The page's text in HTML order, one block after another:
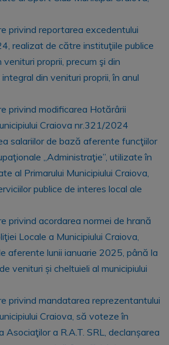
privind reportarea excedentului
realizat de către instituţiile publice
proprii, precum şi din
din venituri proprii, în anul
privind modificarea Hotărârii
Craiova nr.321/2024
salariilor de bază aferente funcţiilor
„Administraţie”, utilizate în
al Primarului Municipiului Craiova,
publice de interes local ale
privind acordarea normei de hrană
Locale a Municipiului Craiova,
aferente lunii ianuarie 2025, până la
venituri și cheltuieli al municipiului
privind mandatarea reprezentantului
Craiova, să voteze în
Asociaţilor a R.A.T. SRL, declanșarea